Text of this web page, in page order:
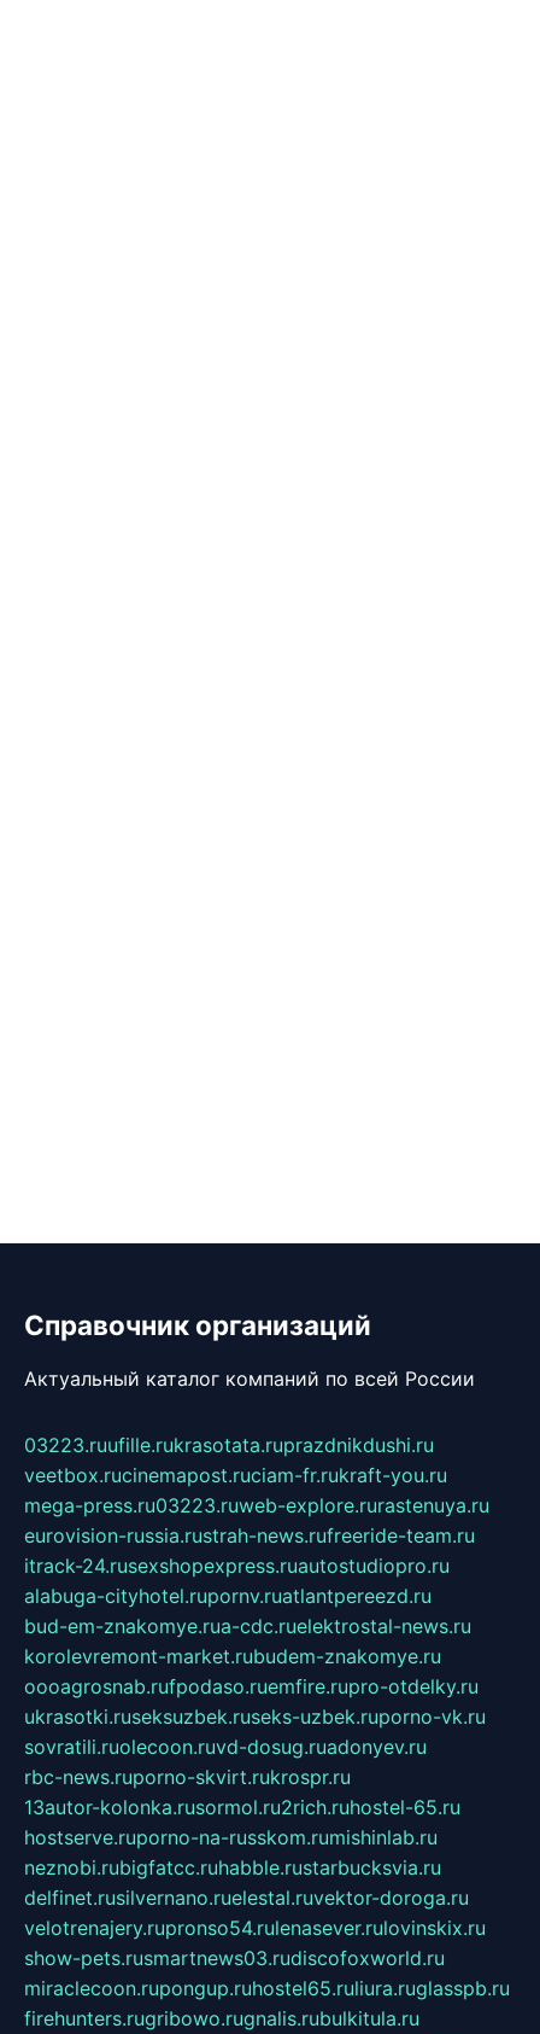
Справочник организаций
Актуальный каталог компаний по всей России
03223.ruufille.rukrasotata.ruprazdnikdushi.ru
veetbox.rucinemapost.ruciam-fr.rukraft-you.ru
mega-press.ru03223.ruweb-explore.rurastenuya.ru
eurovision-russia.rustrah-news.rufreeride-team.ru
itrack-24.rusexshopexpress.ruautostudiopro.ru
alabuga-cityhotel.rupornv.ruatlantpereezd.ru
bud-em-znakomye.rua-cdc.ruelektrostal-news.ru
korolevremont-market.rubudem-znakomye.ru
oooagrosnab.rufpodaso.ruemfire.rupro-otdelky.ru
ukrasotki.ruseksuzbek.ruseks-uzbek.ruporno-vk.ru
sovratili.ruolecoon.ruvd-dosug.ruadonyev.ru
rbc-news.ruporno-skvirt.rukrospr.ru
13autor-kolonka.rusormol.ru2rich.ruhostel-65.ru
hostserve.ruporno-na-russkom.rumishinlab.ru
neznobi.rubigfatcc.ruhabble.rustarbucksvia.ru
delfinet.rusilvernano.ruelestal.ruvektor-doroga.ru
velotrenajery.rupronso54.rulenasever.rulovinskix.ru
show-pets.rusmartnews03.rudiscofoxworld.ru
miraclecoon.rupongup.ruhostel65.ruliura.ruglasspb.ru
firehunters.rugribowo.rugnalis.rubulkitula.ru